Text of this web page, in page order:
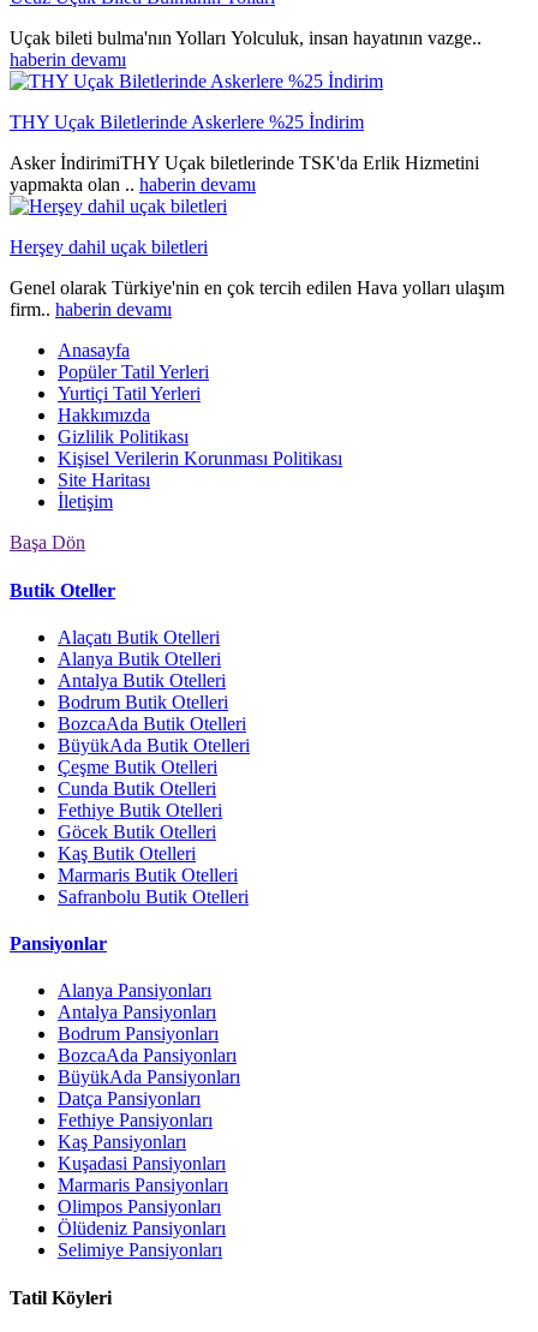
Uçak bileti bulma'nın Yolları Yolculuk, insan hayatının vazge..
haberin devamı
THY Uçak Biletlerinde Askerlere %25 İndirim
Asker İndirimiTHY Uçak biletlerinde TSK'da Erlik Hizmetini
yapmakta olan .. haberin devamı
Herşey dahil uçak biletleri
Genel olarak Türkiye'nin en çok tercih edilen Hava yolları ulaşım
firm.. haberin devamı
Anasayfa
Popüler Tatil Yerleri
Yurtiçi Tatil Yerleri
Hakkımızda
Gizlilik Politikası
Kişisel Verilerin Korunması Politikası
Site Haritası
İletişim
Başa Dön
Butik Oteller
Alaçatı Butik Otelleri
Alanya Butik Otelleri
Antalya Butik Otelleri
Bodrum Butik Otelleri
BozcaAda Butik Otelleri
BüyükAda Butik Otelleri
Çeşme Butik Otelleri
Cunda Butik Otelleri
Fethiye Butik Otelleri
Göcek Butik Otelleri
Kaş Butik Otelleri
Marmaris Butik Otelleri
Safranbolu Butik Otelleri
Pansiyonlar
Alanya Pansiyonları
Antalya Pansiyonları
Bodrum Pansiyonları
BozcaAda Pansiyonları
BüyükAda Pansiyonları
Datça Pansiyonları
Fethiye Pansiyonları
Kaş Pansiyonları
Kuşadasi Pansiyonları
Marmaris Pansiyonları
Olimpos Pansiyonları
Ölüdeniz Pansiyonları
Selimiye Pansiyonları
Tatil Köyleri